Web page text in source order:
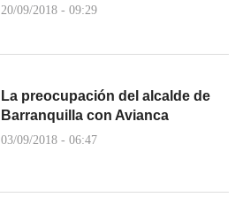
20/09/2018 - 09:29
La preocupación del alcalde de
Barranquilla con Avianca
03/09/2018 - 06:47